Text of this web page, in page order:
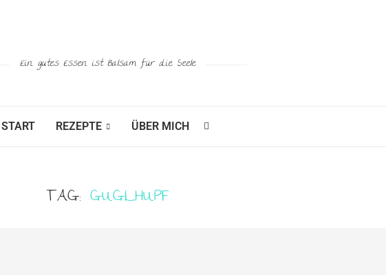
Ein gutes Essen ist Balsam für die Seele
START REZEPTE ÜBER MICH
TAG: GUGLHUPF